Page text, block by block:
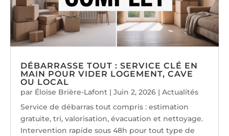
DÉBARRASSE TOUT : SERVICE CLÉ EN
MAIN POUR VIDER LOGEMENT, CAVE
OU LOCAL
par Éloïse Brière-Lafont |Juin 2, 2026 |Actualités
Service de débarras tout compris : estimation
gratuite, tri, valorisation, évacuation et nettoyage.
Intervention rapide sous 48h pour tout type de